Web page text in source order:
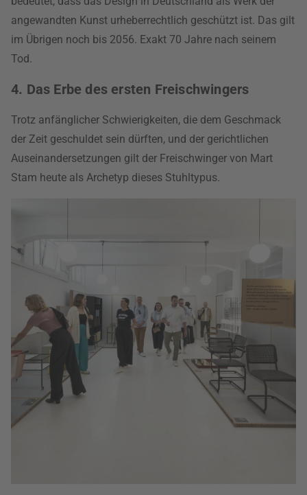
angewandten Kunst urheberrechtlich geschützt ist. Das gilt
im Übrigen noch bis 2056. Exakt 70 Jahre nach seinem
Tod.
4. Das Erbe des ersten Freischwingers
Trotz anfänglicher Schwierigkeiten, die dem Geschmack
der Zeit geschuldet sein dürften, und der gerichtlichen
Auseinandersetzungen gilt der Freischwinger von Mart
Stam heute als Archetyp dieses Stuhltypus.